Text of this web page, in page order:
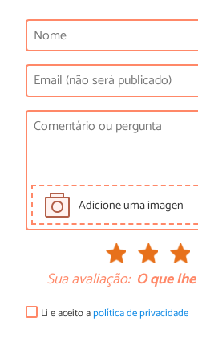
Adicione uma imagen
Sua avaliação: O que
Li e aceito apolítica de privacidade